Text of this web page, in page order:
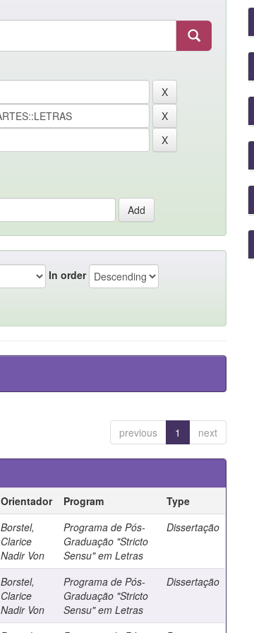
In order
previous 1 next
Orientador Program
Type
Borstel,
Clarice
Nadir Von
Programa de Pós-
Graduação "Stricto
Sensu" em Letras
Dissertação
Borstel,
Clarice
Nadir Von
Programa de Pós-
Graduação "Stricto
Sensu" em Letras
Dissertação